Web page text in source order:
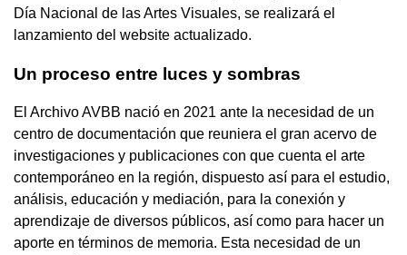
Día Nacional de las Artes Visuales, se realizará el
lanzamiento del website actualizado.
Un proceso entre luces y sombras
El Archivo AVBB nació en 2021 ante la necesidad de un
centro de documentación que reuniera el gran acervo de
investigaciones y publicaciones con que cuenta el arte
contemporáneo en la región, dispuesto así para el estudio,
análisis, educación y mediación, para la conexión y
aprendizaje de diversos públicos, así como para hacer un
aporte en términos de memoria. Esta necesidad de un